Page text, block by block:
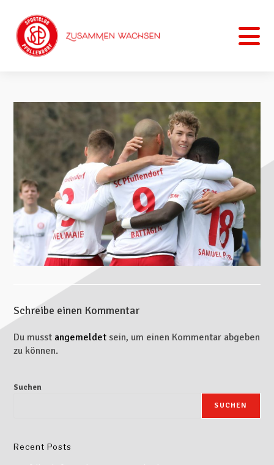
Schreibe einen Kommentar
Du musst angemeldet sein, um einen Kommentar abgeben
zu können.
Suchen
SUCHEN
Recent Posts